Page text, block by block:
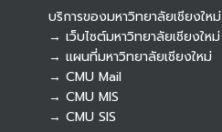
บริการของมหาวิทยาลัยเชียงใหม่
→ เว็บไซต์มหาวิทยาลัยเชียงใหม่
→ แผนที่มหาวิทยาลัยเชียงใหม่
→ CMU Mail
→ CMU MIS
→ CMU SIS
Botnoi Assistant
Connecting…